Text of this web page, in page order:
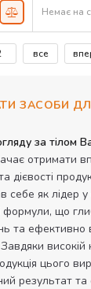
Немає на
все
ЗАСОБИ
за тілом
отримати
дієвості
як лідер у
формули, що
та ефективно
високій
цього
результат та